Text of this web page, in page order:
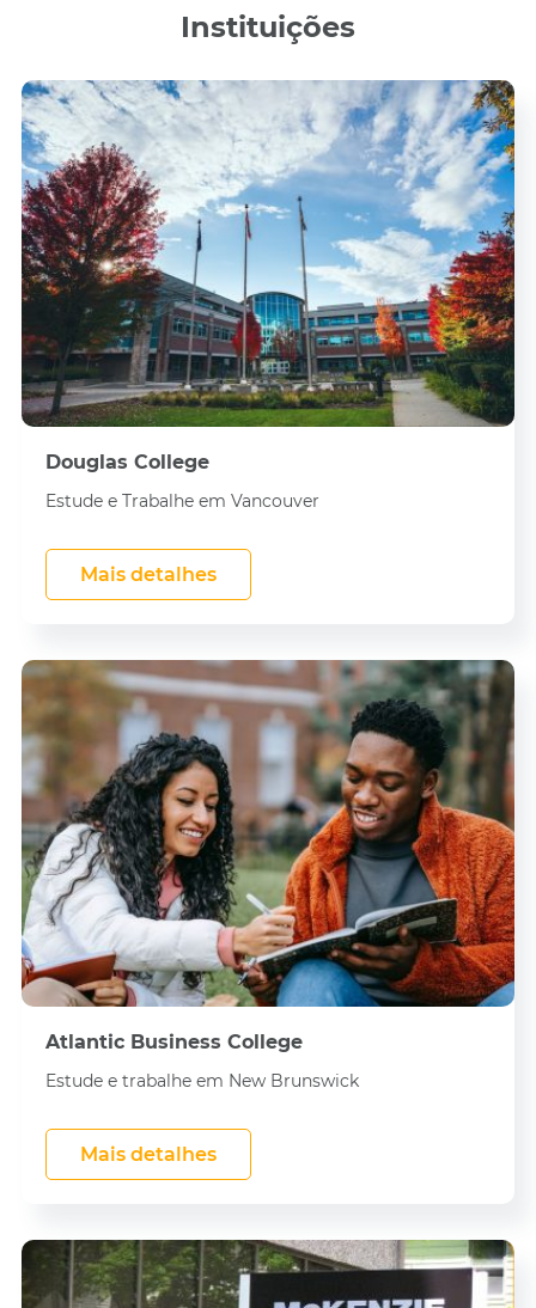
Instituições
Douglas College
Estude e Trabalhe em Vancouver
Mais detalhes
Atlantic Business College
Estude e trabalhe em New Brunswick
Mais detalhes